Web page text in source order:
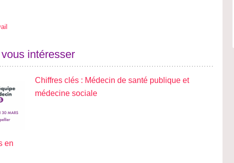
intéresser
en
Chiffres clés : Médecin de santé publique et
médecine sociale